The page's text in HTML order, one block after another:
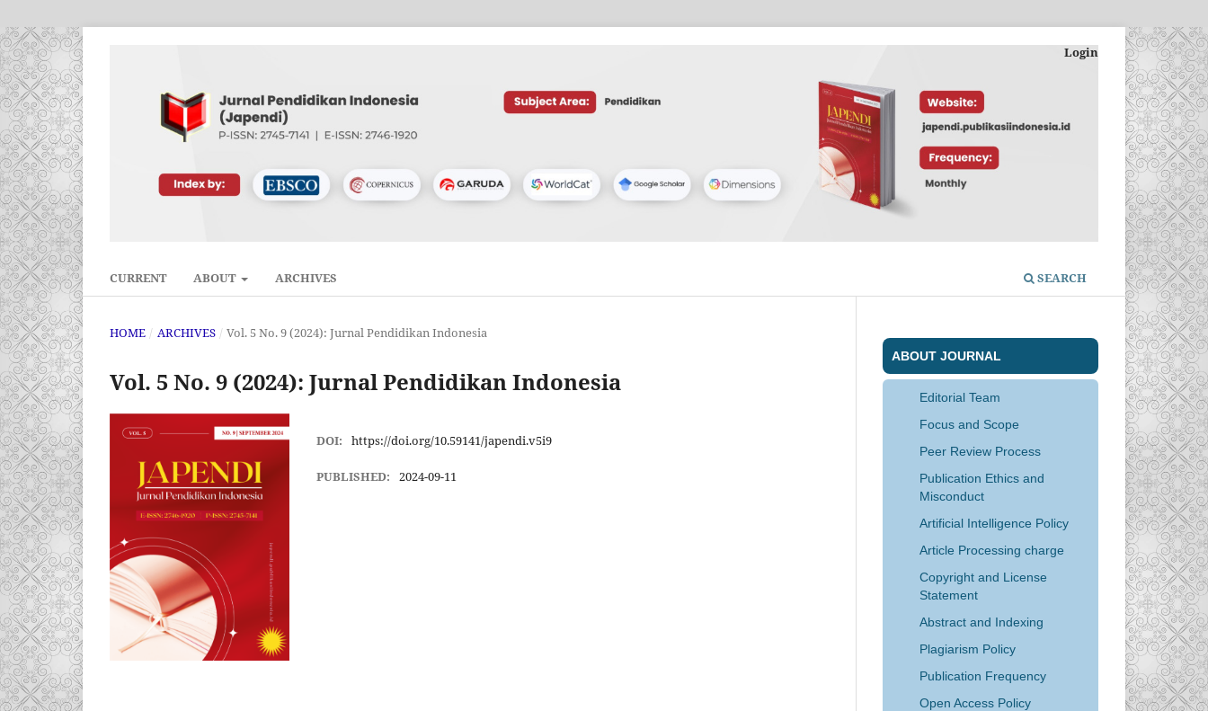
CURRENT ABOUT ARCHIVES SEARCH
Login
HOME / ARCHIVES / Vol. 5 No. 9 (2024): Jurnal Pendidikan Indonesia
Vol. 5 No. 9 (2024): Jurnal Pendidikan Indonesia
DOI: https://doi.org/10.59141/japendi.v5i9
PUBLISHED: 2024-09-11
ABOUT JOURNAL
Editorial Team
Focus and Scope
Peer Review Process
Publication Ethics and
Misconduct
Artificial Intelligence Policy
Article Processing charge
Copyright and License
Statement
Abstract and Indexing
Plagiarism Policy
Publication Frequency
Open Access Policy